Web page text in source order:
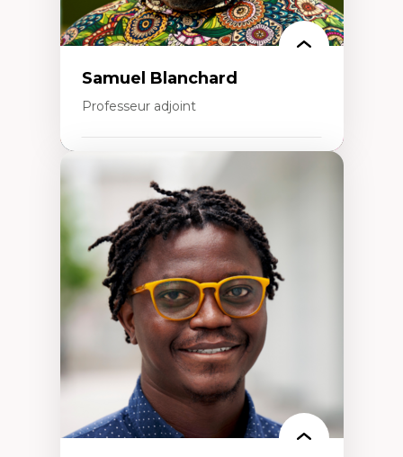
Samuel Blanchard
Professeur adjoint
Didactique des sciences – processus
d’enquête et culture scientifique
Éducation en milieu minoritaire –
construction identitaire et conscience
critique
Technologies éducatives – ludification et
programmation pédagogique
La langue dans toutes les matières –
environnement discursif et langage
scientifique